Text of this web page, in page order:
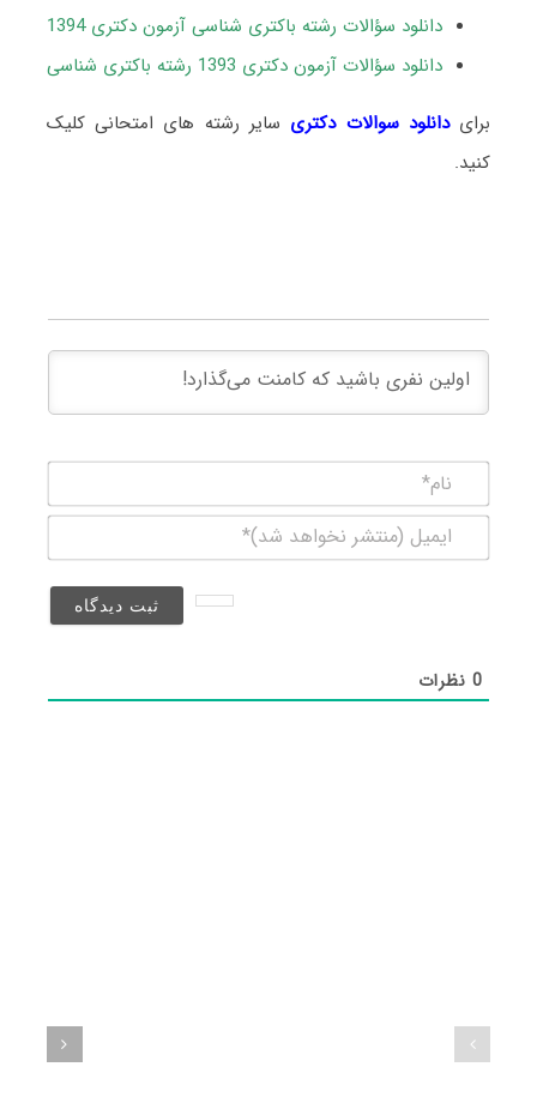
دانلود سؤالات رشته باکتری شناسی آزمون دکتری 1394
دانلود سؤالات آزمون دکتری 1393 رشته باکتری شناسی
برایدانلود سوالات دکتری سایر رشته های امتحانی کلیک
کنید.
(منتشر
0نظرات